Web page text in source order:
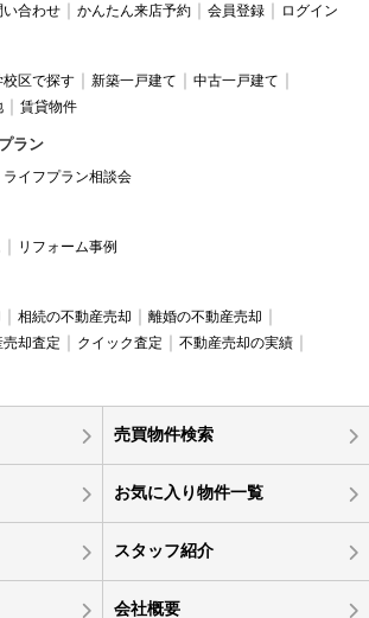
い合わせ かんたん来店予約 会員登録 ログイン
校区で探す 新築一戸建て
中古一戸建て
賃貸物件
ラン
ライフプラン相談会
リフォーム事例
相続の不動産売却
離婚の不動産売却
却査定 クイック査定
不動産売却の実績
売買物件検索
お気に入り物件一覧
スタッフ紹介
会社概要